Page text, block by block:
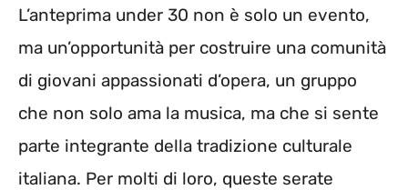
L’anteprima under 30 non è solo un evento,
ma un’opportunità per costruire una comunità
di giovani appassionati d’opera, un gruppo
che non solo ama la musica, ma che si sente
parte integrante della tradizione culturale
italiana. Per molti di loro, queste serate